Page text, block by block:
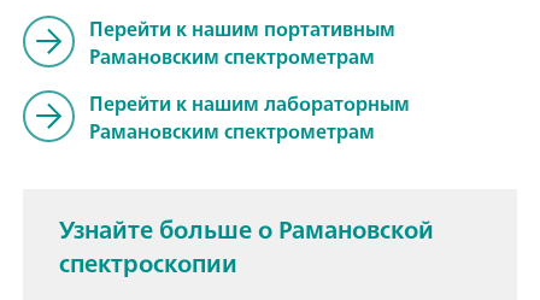
Перейти к нашим портативным
Рамановским спектрометрам
Перейти к нашим лабораторным
Рамановским спектрометрам
Узнайте больше о Рамановской
спектроскопии